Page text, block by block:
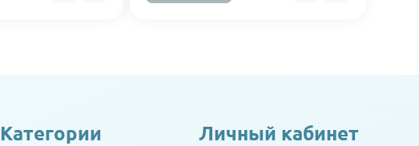
Категории Личный кабинет